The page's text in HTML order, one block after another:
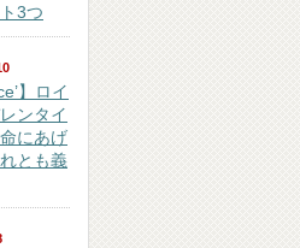
3つ
】ロイ
ンタイ
にあげ
とも義